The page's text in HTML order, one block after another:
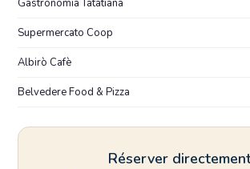
Gastronomia Tatatiana
Supermercato Coop
Albirò Cafè
Belvedere Food & Pizza
Réserver